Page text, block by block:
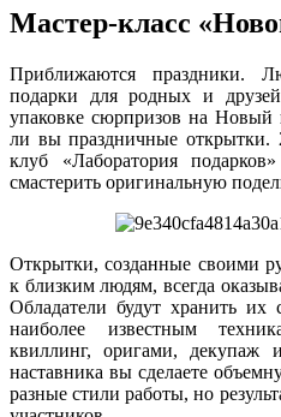
Мастер-класс
Приближаются праздники.
подарки для родных и
упаковке сюрпризов на Новый
ли вы праздничные открытки.
клуб «Лаборатория
смастерить оригинальную
Открытки, созданные своими
к близким людям, всегда
Обладатели будут хранить
наиболее известным
квиллинг, оригами, декупаж
наставника вы сделаете
разные стили работы, но